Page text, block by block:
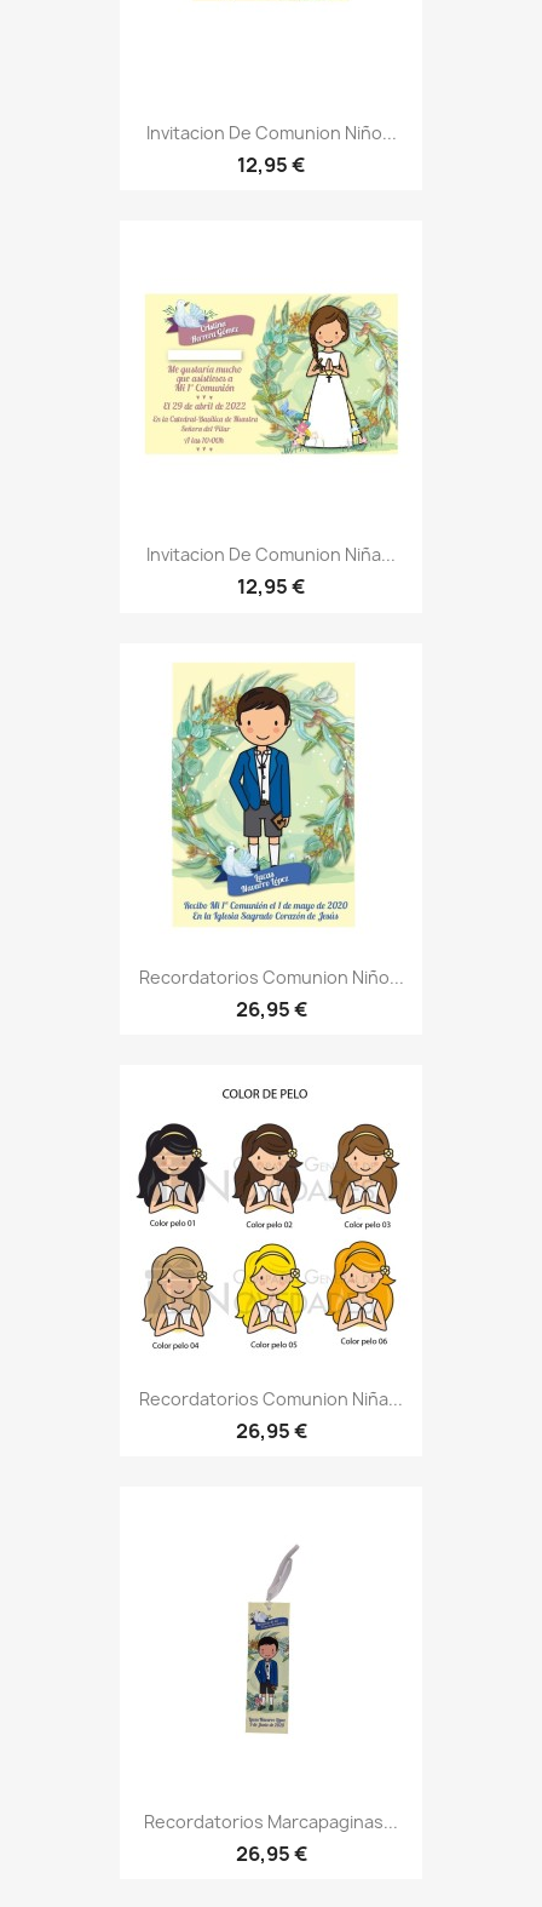
Invitacion De Comunion Niño...
12,95 €
Invitacion De Comunion Niña...
12,95 €
Recordatorios Comunion Niño...
26,95 €
Recordatorios Comunion Niña...
26,95 €
Recordatorios Marcapaginas...
26,95 €